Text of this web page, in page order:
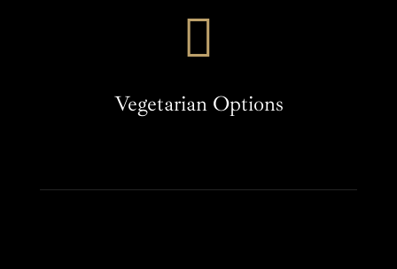
Vegetarian Options